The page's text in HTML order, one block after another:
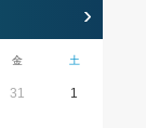
›
金 土
31 1